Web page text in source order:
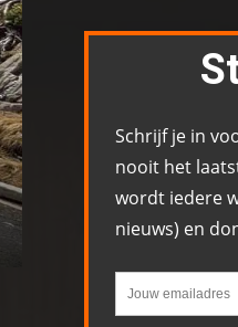
Schrijf je in
nooit het
wordt iedere
nieuws) en